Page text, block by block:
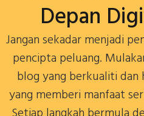
Depan
Jangan sekadar menjadi
pencipta peluang.
blog yang berkualiti
yang memberi manfaat